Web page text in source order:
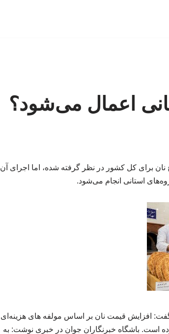
اعمال می‌شود؟
نان برای کل کشور در نظر گرفته شده، اما اجرای آن
استانی انجام می‌شود.
افزایش قیمت نان بر اساس مولفه های هزینه‌ای
است. باشگاه خبرنگاران جوان در خبری نوشت: به